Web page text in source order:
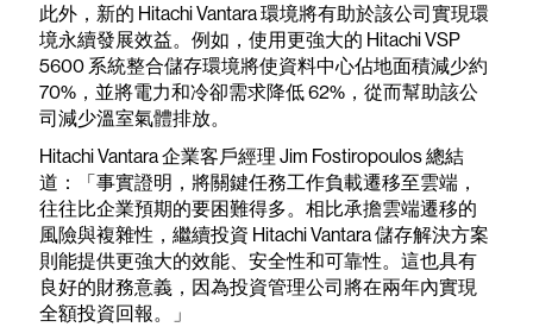
此外，新的 Hitachi Vantara 環境將有助於該公司實現環
境永續發展效益。例如，使用更強大的 Hitachi VSP
5600 系統整合儲存環境將使資料中心佔地面積減少約
70%，並將電力和冷卻需求降低 62%，從而幫助該公
司減少溫室氣體排放。
Hitachi Vantara 企業客戶經理 Jim Fostiropoulos 總結
道：「事實證明，將關鍵任務工作負載遷移至雲端，
往往比企業預期的要困難得多。相比承擔雲端遷移的
風險與複雜性，繼續投資 Hitachi Vantara 儲存解決方案
則能提供更強大的效能、安全性和可靠性。這也具有
良好的財務意義，因為投資管理公司將在兩年內實現
全額投資回報。」